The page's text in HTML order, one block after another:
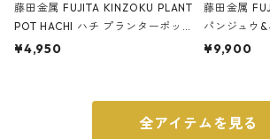
藤田金属 FUJITA KINZOKU PLANT
POT HACHI ハチ プランターポッ
ト 3号 ブラック
¥4,950
藤田金属
パンジュウ
m ガス火・
¥9,900
全アイテムを見る